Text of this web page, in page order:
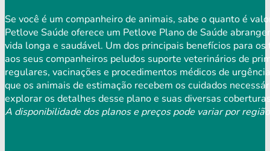
Se você é um companheiro de animais, sabe o quanto é
Petlove Saúde oferece um Petlove Plano de Saúde
vida longa e saudável. Um dos principais benefícios para
aos seus companheiros peludos suporte veterinários de
regulares, vacinações e procedimentos médicos de
que os animais de estimação recebem os cuidados
explorar os detalhes desse plano e suas diversas
A disponibilidade dos planos e preços pode variar por